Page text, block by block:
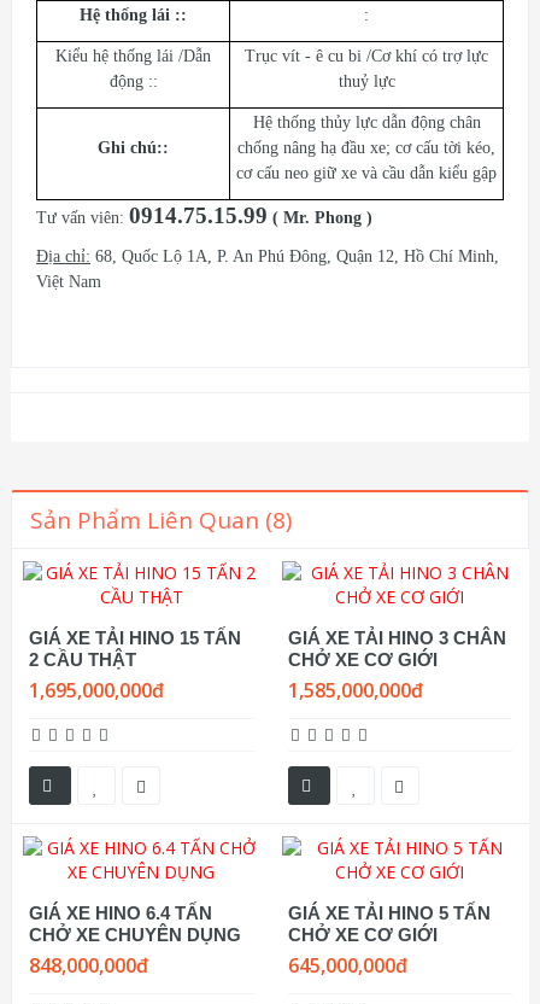
Hệ thống lái :: :
Kiểu hệ thống lái /Dẫn
động ::
Trục vít - ê cu bi /Cơ khí có trợ lực
thuỷ lực
Ghi chú::
Hệ thống thủy lực dẫn động chân
chống nâng hạ đầu xe; cơ cấu tời kéo,
cơ cấu neo giữ xe và cầu dẫn kiểu gập
Tư vấn viên: 0914.75.15.99 ( Mr. Phong )
Địa chỉ: 68, Quốc Lộ 1A, P. An Phú Đông, Quận 12, Hồ Chí Minh,
Việt Nam
Sản Phẩm Liên Quan (8)
GIÁ XE TẢI HINO 15 TẤN
2 CẦU THẬT
1,695,000,000đ
GIÁ XE TẢI HINO 3 CHÂN
CHỞ XE CƠ GIỚI
1,585,000,000đ
GIÁ XE HINO 6.4 TẤN
CHỞ XE CHUYÊN DỤNG
848,000,000đ
GIÁ XE TẢI HINO 5 TẤN
CHỞ XE CƠ GIỚI
645,000,000đ